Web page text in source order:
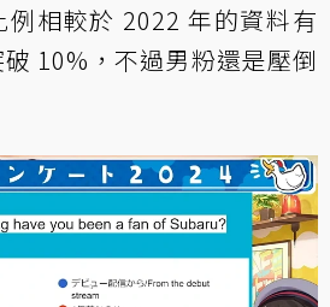
相較於 2022 年的資料有
10%，不過男粉還是壓倒